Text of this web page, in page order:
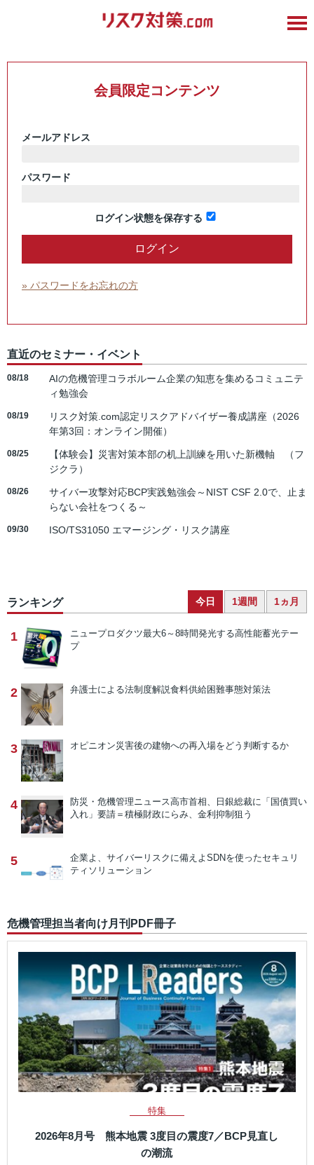
会員限定コンテンツ
メールアドレス
パスワード
ログイン状態を保存する
» パスワードをお忘れの方
直近のセミナー・イベント
08/18
AIの危機管理コラボルーム企業の知恵を集めるコミュニテ
ィ勉強会
08/19
リスク対策.com認定リスクアドバイザー養成講座（2026
年第3回：オンライン開催）
08/25
【体験会】災害対策本部の机上訓練を用いた新機軸 （フ
ジクラ）
08/26
サイバー攻撃対応BCP実践勉強会～NIST CSF 2.0で、止ま
らない会社をつくる～
09/30 ISO/TS31050 エマージング・リスク講座
ランキング 今日 1週間 1ヵ月
1 ニュープロダクツ最大6～8時間発光する高性能蓄光テー
プ
2 弁護士による法制度解説食料供給困難事態対策法
3 オピニオン災害後の建物への再入場をどう判断するか
4 防災・危機管理ニュース高市首相、日銀総裁に「国債買い
入れ」要請＝積極財政にらみ、金利抑制狙う
5 企業よ、サイバーリスクに備えよ SDNを使ったセキュリ
ティソリューション
危機管理担当者向け月刊PDF冊子
特集
2026年8月号 熊本地震 3度目の震度7／BCP見直し
の潮流